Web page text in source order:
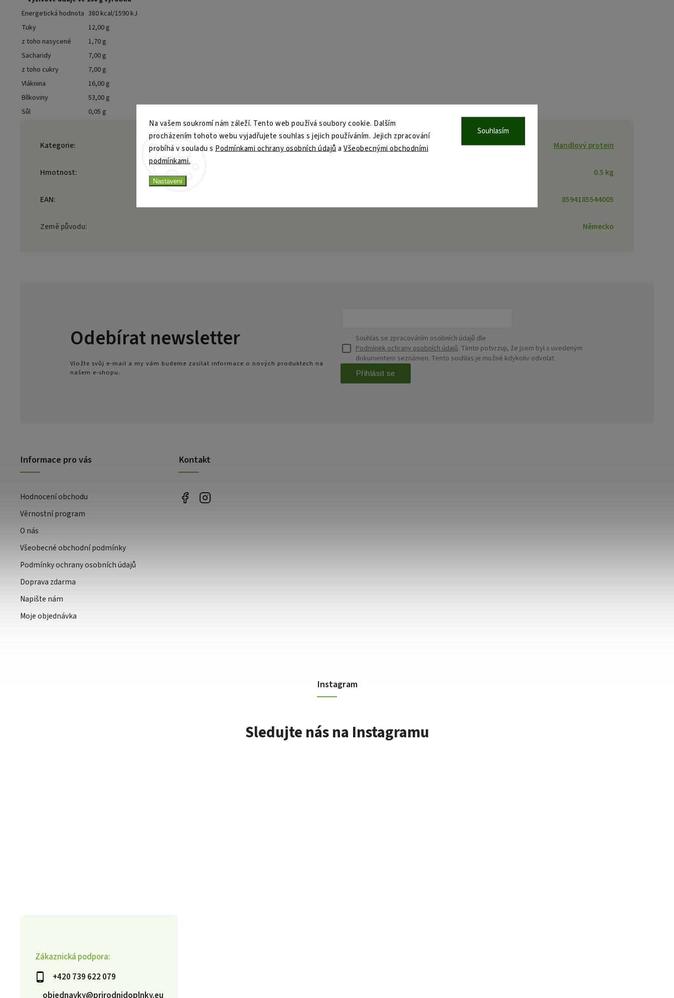
Na vašem soukromí nám záleží. Tento web používá soubory cookie. Dalším
procházením tohoto webu vyjadřujete souhlas s jejich používáním. Jejich zpracování
probíhá v souladu s Podmínkami ochrany osobních údajů a Všeobecnými obchodními
podmínkami.
Nastavení
Souhlasím
Energetická hodnota 380 kcal/1590 kJ
Tuky
12,00 g
z toho nasycené
1,70 g
Sacharidy
7,00 g
z toho cukry
7,00 g
Vláknina
16,00 g
Bílkoviny
53,00 g
Sůl
0,05 g
Kategorie: Mandlový protein
Hmotnost: 0.5 kg
EAN: 8594185544005
Země původu: Německo
Zákaznická podpora:
+420 739 622 079
objednavky@prirodnidoplnky.eu
Odebírat newsletter
Vložte svůj e-mail a my vám budeme zasílat informace o nových produktech na
našem e-shopu.
Souhlas se zpracováním osobních údajů dle
Podmínek ochrany osobních údajů. Tímto potvrzuji, že jsem byl s uvedeným
dokumentem seznámen. Tento souhlas je možné kdykoliv odvolat.
Přihlásit se
Informace pro vás
Hodnocení obchodu
Věrnostní program
O nás
Všeobecné obchodní podmínky
Podmínky ochrany osobních údajů
Doprava zdarma
Napište nám
Moje objednávka
Kontakt
Instagram
Sledujte nás na Instagramu